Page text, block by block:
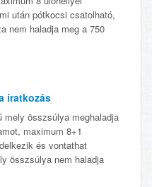
után pótkocsi csatolható,
nem haladja meg a 750
iratkozás
mely összsúlya meghaladja
maximum 8+1
és vontathat
összsúlya nem haladja